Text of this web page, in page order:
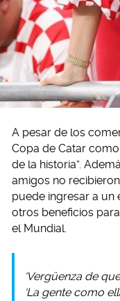
A pesar de los
Copa de Catar
de la historia”.
amigos no
puede ingresar a un
otros beneficios
el Mundial.
‘Vergüenza de
‘La gente como